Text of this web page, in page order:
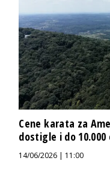
Cene karata za
dostigle i do 10.000
14/06/2026 | 11:00